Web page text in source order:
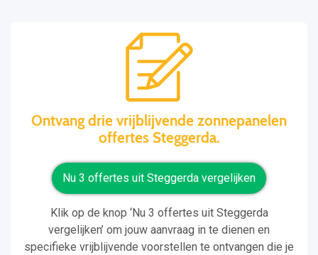
Ontvang drie vrijblijvende zonnepanelen
offertes Steggerda.
Nu 3 offertes uit Steggerda vergelijken
Klik op de knop ‘Nu 3 offertes uit Steggerda
vergelijken’ om jouw aanvraag in te dienen en
specifieke vrijblijvende voorstellen te ontvangen die je